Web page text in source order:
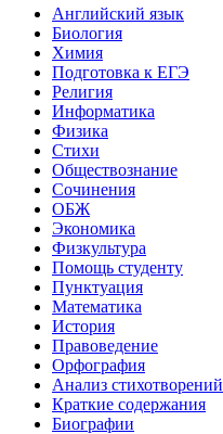
Английский язык
Биология
Химия
Подготовка к ЕГЭ
Религия
Информатика
Физика
Стихи
Обществознание
Сочинения
ОБЖ
Экономика
Физкультура
Помощь студенту
Пунктуация
Математика
История
Правоведение
Орфография
Анализ стихотворений
Краткие содержания
Биографии